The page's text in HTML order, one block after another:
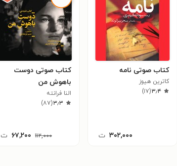
کتاب صوتی نامه
کاترین هیوز
۳٫۴(۱۷)
۳۰۲,۰۰۰ ت
کتاب صوتی دوست
باهوش من
النا فرانته
۳٫۳(۸۷)
۱۱۲,۰۰۰ ۶۷,۲۰۰ ت